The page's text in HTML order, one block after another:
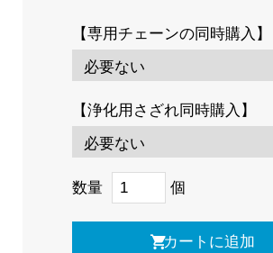
【専用チェーンの同時購入】
【浄化用さざれ同時購入】
数量 個